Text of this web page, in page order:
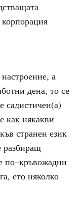
а
дена, то се
садистичен(а)
как някакви
странен език
по–кръвожадни
ето няколко